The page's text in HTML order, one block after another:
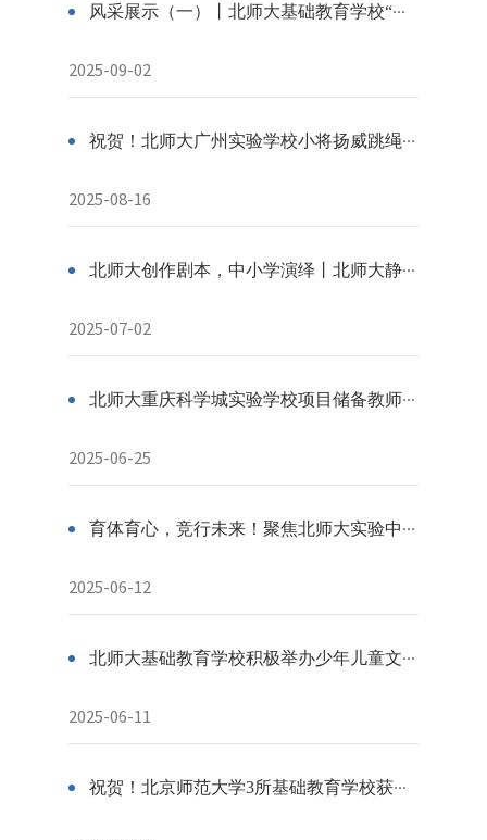
风采展示（一）丨北师大基础教育学校“最美京师筑梦人”初评入围教师风采
2025-09-02
祝贺！北师大广州实验学校小将扬威跳绳世锦赛，斩获三金一铜！
2025-08-16
北师大创作剧本，中小学演绎丨北师大静海实验学校展演北师大思政一体化创新剧目《教师万岁》
2025-07-02
北师大重庆科学城实验学校项目储备教师“走进校史馆”
2025-06-25
育体育心，竞行未来！聚焦北师大实验中学体育教育实践
2025-06-12
北师大基础教育学校积极举办少年儿童文化活动
2025-06-11
祝贺！北京师范大学3所基础教育学校获全国文明校园称号